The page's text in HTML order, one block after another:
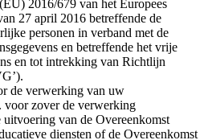
2016/679 van het Europees
27 april 2016 betreffende de
personen in verband met de
en betreffende het vrije
en tot intrekking van Richtlijn
de verwerking van uw
voor zover de verwerking
van de Overeenkomst
diensten of de Overeenkomst